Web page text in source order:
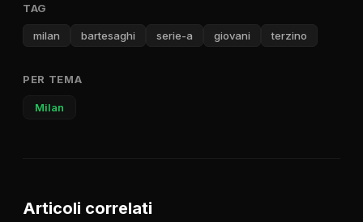
TAG
milan bartesaghi serie-a giovani terzino
PER TEMA
Milan
Articoli correlati